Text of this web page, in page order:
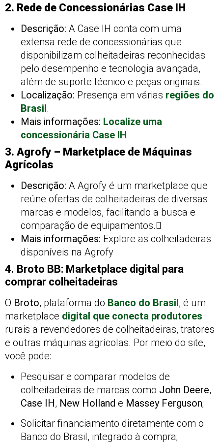
2. Rede de Concessionárias Case IH
Descrição: A Case IH conta com uma
extensa rede de concessionárias que
disponibilizam colheitadeiras reconhecidas
pelo desempenho e tecnologia avançada,
além de suporte técnico e peças originais.
Localização: Presença em várias regiões do
Brasil.
Mais informações: Localize uma
concessionária Case IH
3. Agrofy – Marketplace de Máquinas
Agrícolas
Descrição: A Agrofy é um marketplace que
reúne ofertas de colheitadeiras de diversas
marcas e modelos, facilitando a busca e
comparação de equipamentos.
Mais informações: Explore as colheitadeiras
disponíveis na Agrofy
4. Broto BB: Marketplace digital para
comprar colheitadeiras
O Broto, plataforma do Banco do Brasil, é um
marketplace digital que conecta produtores
rurais a revendedores de colheitadeiras, tratores
e outras máquinas agrícolas. Por meio do site,
você pode:
Pesquisar e comparar modelos de
colheitadeiras de marcas como John Deere,
Case IH, New Holland e Massey Ferguson;
Solicitar financiamento diretamente com o
Banco do Brasil, integrado à compra;